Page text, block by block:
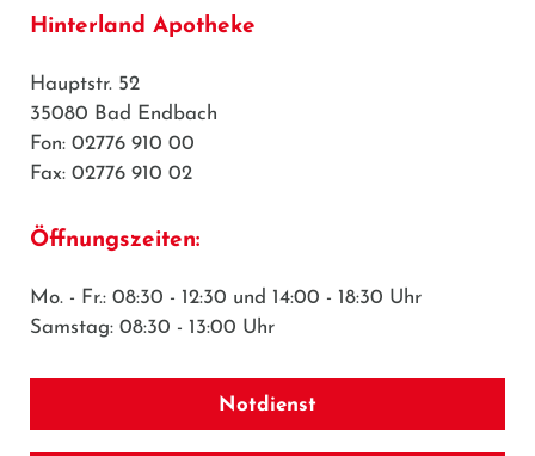
Hinterland Apotheke
Hauptstr. 52
35080 Bad Endbach
Fon: 02776 910 00
Fax: 02776 910 02
Öffnungszeiten:
Mo. - Fr.: 08:30 - 12:30 und 14:00 - 18:30 Uhr
Samstag: 08:30 - 13:00 Uhr
Notdienst